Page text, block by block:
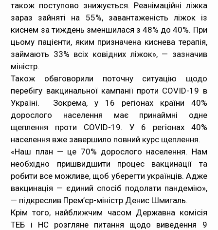
також поступово знижується. Реанімаційні ліжка
зараз зайняті на 55%, завантаженість ліжок із
киснем за тиждень зменшилася з 48% до 40%. При
цьому пацієнти, яким призначена киснева терапія,
займають 33% всіх ковідних ліжок», — зазначив
міністр.
Також обвговорили поточну ситуацію щодо
перебігу вакцинальної кампанії проти COVID-19 в
Україні. Зокрема, у 16 регіонах країни 40%
дорослого населення має принаймні одне
щеплення проти COVID-19. У 6 регіонах 40%
населення вже завершило повний курс щеплення.
«Наш план — це 70% дорослого населення. Нам
необхідно пришвидшити процес вакцинації та
робити все можливе, щоб уберегти українців. Адже
вакцинація — єдиний спосіб подолати пандемію»,
— підкреслив Прем’єр-міністр Денис Шмигаль.
Крім того, найближчим часом Державна комісія
ТЕБ і НС розгляне питання щодо виведення 9